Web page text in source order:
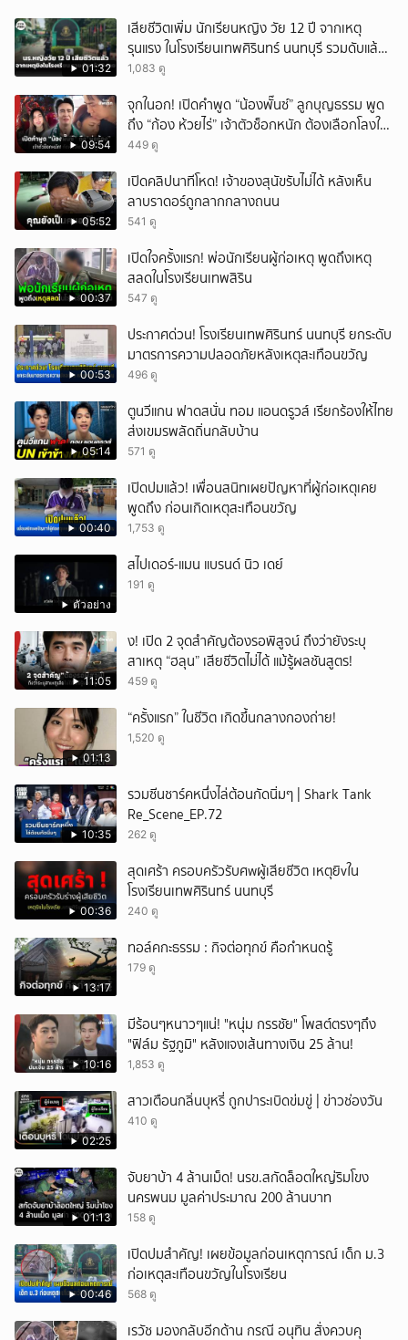
01:32
เสียชีวิตเพิ่ม นักเรียนหญิง วัย 12 ปี จากเหตุ
รุนแรง ในโรงเรียนเทพศิรินทร์ นนทบุรี รวมดับแล้ว
9 ราย
1,083 ดู
09:54
จุกในอก! เปิดคำพูด “น้องพั๊นซ์” ลูกบุญธรรม พูด
ถึง “ก้อง ห้วยไร่” เจ้าตัวช็อกหนัก ต้องเลือกโลงให้
ลูก!
449 ดู
05:52
เปิดคลิปนาทีโหด! เจ้าของสุนัขรับไม่ได้ หลังเห็น
ลาบราดอร์ถูกลากกลางถนน
541 ดู
00:37
เปิดใจครั้งแรก! พ่อนักเรียนผู้ก่อเหตุ พูดถึงเหตุ
สลดในโรงเรียนเทพสิริน
547 ดู
00:53
ประกาศด่วน! โรงเรียนเทพศิรินทร์ นนทบุรี ยกระดับ
มาตรการความปลอดภัยหลังเหตุสะเทือนขวัญ
496 ดู
05:14
ตูนวีแกน ฟาดสนั่น ทอม แอนดรูวส์ เรียกร้องให้ไทย
ส่งเขมรพลัดถิ่นกลับบ้าน
571 ดู
00:40
เปิดปมแล้ว! เพื่อนสนิทเผยปัญหาที่ผู้ก่อเหตุเคย
พูดถึง ก่อนเกิดเหตุสะเทือนขวัญ
1,753 ดู
ตัวอย่าง
สไปเดอร์-แมน แบรนด์ นิว เดย์
191 ดู
11:05
ึ้ง! เปิด 2 จุดสำคัญต้องรอพิสูจน์ ถึงว่ายังระบุ
สาเหตุ “ฮลุน” เสียชีวิตไม่ได้ แม้รู้ผลชันสูตร!
459 ดู
01:13
“ครั้งแรก” ในชีวิต เกิดขึ้นกลางกองถ่าย!
1,520 ดู
10:35
รวมซีนชาร์คหนึ่งไล่ต้อนกัดนิ่มๆ | Shark Tank
Re_Scene_EP.72
262 ดู
00:36
สุดเศร้า ครอบครัวรับศwผู้เสียชีวิต เหตุยิvใน
โรงเรียนเทพศิรินทร์ นนทบุรี
240 ดู
13:17
ทอล์คกะธรรม : กิจต่อทุกข์ คือกำหนดรู้
179 ดู
10:16
มีร้อนๆหนาวๆแน่! "หนุ่ม กรรชัย" โพสต์ตรงๆถึง
"ฟิล์ม รัฐภูมิ" หลังแจงเส้นทางเงิน 25 ล้าน!
1,853 ดู
02:25
สาวเตือนกลิ่นบุหรี่ ถูกปาระเบิดข่มขู่ | ข่าวช่องวัน
410 ดู
01:13
จับยาบ้า 4 ล้านเม็ด! นรข.สกัดล็อตใหญ่ริมโขง
นครพนม มูลค่าประมาณ 200 ล้านบาท
158 ดู
00:46
เปิดปมสำคัญ! เผยข้อมูลก่อนเหตุการณ์ เด็ก ม.3
ก่อเหตุสะเทือนขวัญในโรงเรียน
568 ดู
เรวัช มองกลับอีกด้าน กรณี อนุทิน สั่งควบคุ